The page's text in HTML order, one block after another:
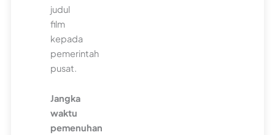
judul
film
kepada
pemerintah
pusat.
Jangka
waktu
pemenuhan